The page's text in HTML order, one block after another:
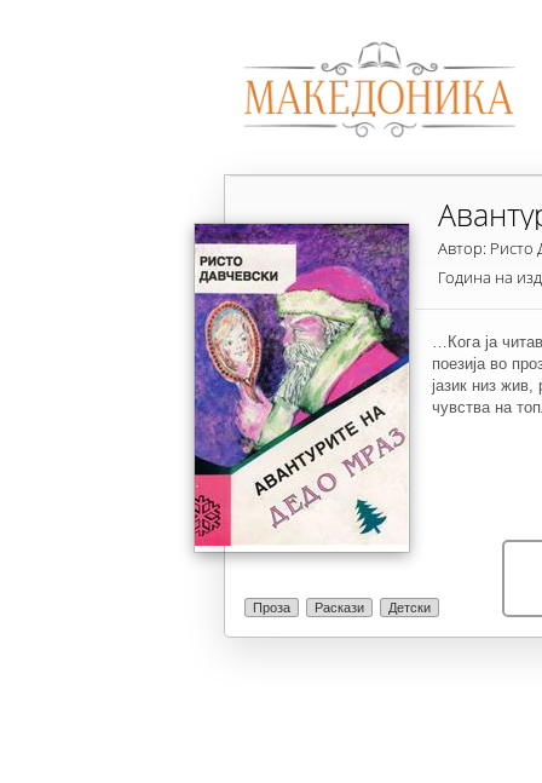
Проза Раскази Детски
Автор: Ристо
Година на
…Кога ја
поезија во
јазик низ жив,
чувства на